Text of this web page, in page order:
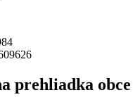
prehliadka obce